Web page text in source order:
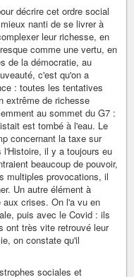
décrire cet ordre social
nanti de se livrer à
leur richesse, en
comme une vertu, en
de la démocratie, au
c'est qu'on a
: toutes les tentatives
extrême de richesse
au sommet du G7 :
est tombé à l'eau. Le
concernant la taxe sur
il y a toujours eu
beaucoup de pouvoir,
multiples provocations, il
Un autre élément à
crises. On l'a vu en
puis avec le Covid : ils
ont très vite retrouvé leur
on constate qu'il
sociales et